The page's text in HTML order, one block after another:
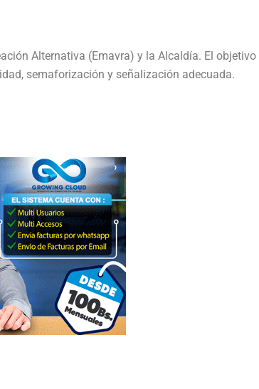
Alternativa (Emavra) y la Alcaldía. El objetivo
semaforización y señalización adecuada.